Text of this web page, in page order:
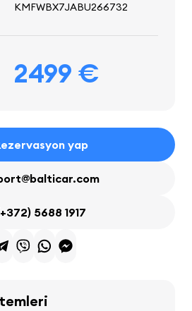
KMFWBX7JABU266732
2499 €
yap
5688 1917